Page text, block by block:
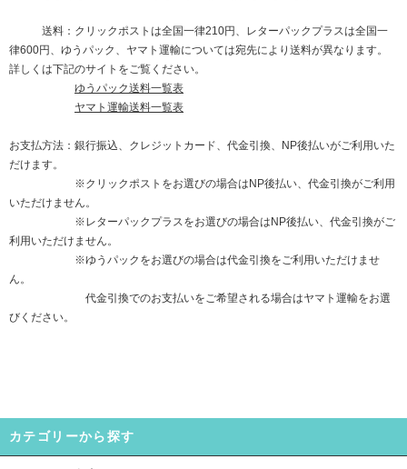
送料：クリックポストは全国一律210円、レターパックプラスは全国一
律600円、ゆうパック、ヤマト運輸については宛先により送料が異なります。
詳しくは下記のサイトをご覧ください。
ゆうパック送料一覧表
ヤマト運輸送料一覧表
お支払方法：銀行振込、クレジットカード、代金引換、NP後払いがご利用いた
だけます。
※クリックポストをお選びの場合はNP後払い、代金引換がご利用
いただけません。
※レターパックプラスをお選びの場合はNP後払い、代金引換がご
利用いただけません。
※ゆうパックをお選びの場合は代金引換をご利用いただけませ
ん。
代金引換でのお支払いをご希望される場合はヤマト運輸をお選
びください。
カテゴリーから探す